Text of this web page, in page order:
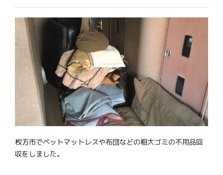
枚方市でベットマットレスや布団などの粗大ゴミの不用品回
収をしました。